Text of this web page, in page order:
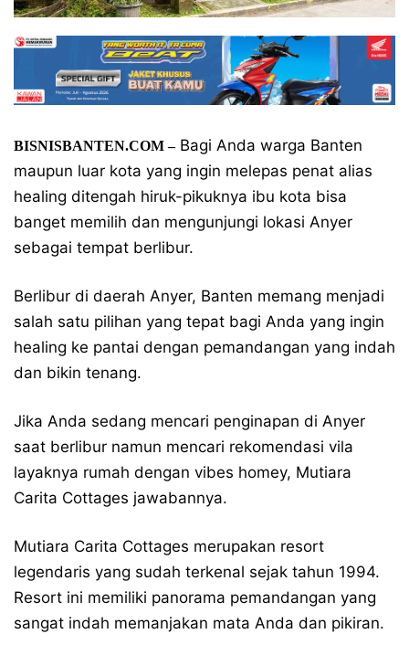
BISNISBANTEN.COM –Bagi Anda warga Banten
maupun luar kota yang ingin melepas penat alias
healing ditengah hiruk-pikuknya ibu kota bisa
banget memilih dan mengunjungi lokasi Anyer
sebagai tempat berlibur.
Berlibur di daerah Anyer, Banten memang menjadi
salah satu pilihan yang tepat bagi Anda yang ingin
healing ke pantai dengan pemandangan yang indah
dan bikin tenang.
Jika Anda sedang mencari penginapan di Anyer
saat berlibur namun mencari rekomendasi vila
layaknya rumah dengan vibes homey, Mutiara
Carita Cottages jawabannya.
Mutiara Carita Cottages merupakan resort
legendaris yang sudah terkenal sejak tahun 1994.
Resort ini memiliki panorama pemandangan yang
sangat indah memanjakan mata Anda dan pikiran.